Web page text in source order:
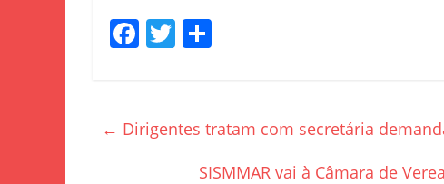
F
e
b
T
er e
← Dirigentes tratam com secretária
SISMMAR vai à Câmara de